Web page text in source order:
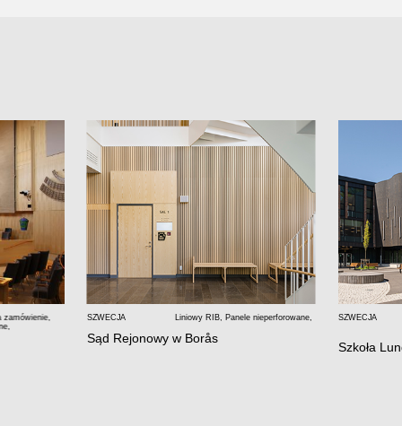
zamówienie,
,
SZWECJA Liniowy RIB, Panele nieperforowane,
Sąd Rejonowy w Borås
SZWECJA
Szkoła